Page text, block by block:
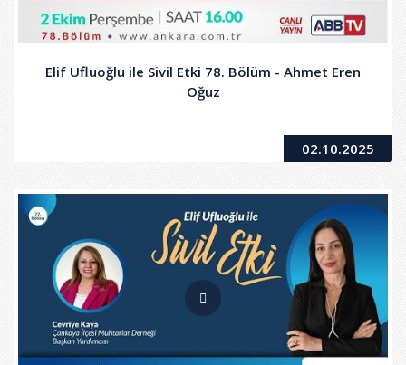
Elif Ufluoğlu ile Sivil Etki 78. Bölüm - Ahmet Eren
Oğuz
02.10.2025